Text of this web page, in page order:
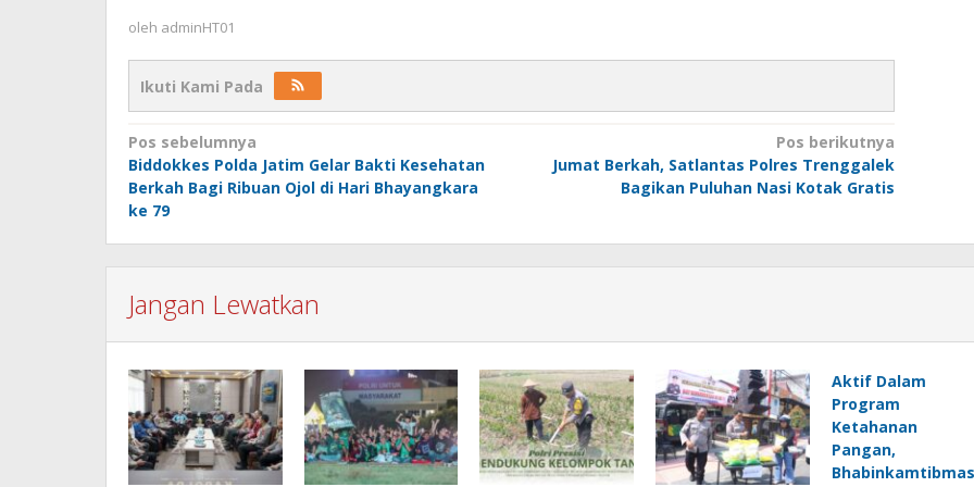
oleh adminHT01
Ikuti Kami Pada
Navigasi
pos
Pos sebelumnya
Biddokkes Polda Jatim Gelar Bakti Kesehatan
Berkah Bagi Ribuan Ojol di Hari Bhayangkara
ke 79
Pos berikutnya
Jumat Berkah, Satlantas Polres Trenggalek
Bagikan Puluhan Nasi Kotak Gratis
Jangan Lewatkan
Aktif Dalam
Program
Ketahanan
Pangan,
Bhabinkamtibmas